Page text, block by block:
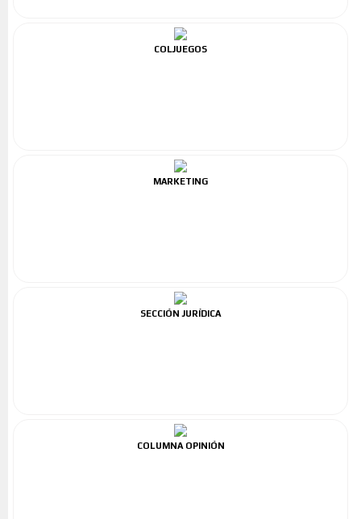
COLJUEGOS
MARKETING
SECCIÓN JURÍDICA
COLUMNA OPINIÓN